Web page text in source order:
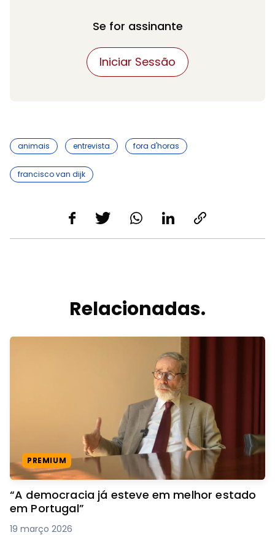
Se for assinante
Iniciar Sessão
animais entrevista fora d'horas
francisco van dijk
Relacionadas.
PREMIUM
“A democracia já esteve em melhor estado
em Portugal”
19 março 2026